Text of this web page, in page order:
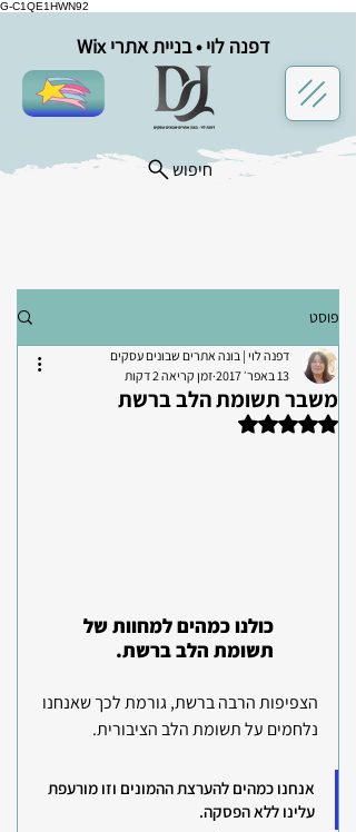
G-C1QE1HWN92
דפנה לוי • בניית אתרי Wix
חיפוש
במיוחד בשבילך
פוסט
משבר תשומת הלב ברשת
דפנה לוי | בונה אתרים שבונים עסקים
13 באפר׳ 2017
זמן קריאה 2 דקות
דירוג של NaN מתוך 5 כוכבים
כולנו כמהים למחוות של
תשומת הלב ברשת.
הצפיפות הרבה ברשת, גורמת לכך שאנחנו
נלחמים על תשומת הלב הציבורית.
אנחנו כמהים להערצת ההמונים וזו מורעפת
עלינו ללא הפסקה.